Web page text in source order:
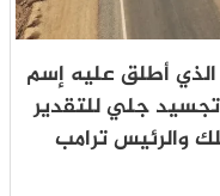
الذي أطلق عليه إسم
تجسيد جلي للتقدير
والرئيس ترامب